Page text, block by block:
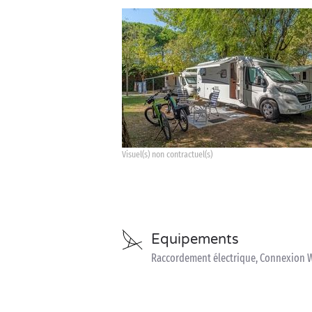
Visuel(s) non contractuel(s)
Equipements
Raccordement électrique, Connexion